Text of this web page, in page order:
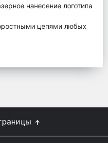
нанесение логотипа
цепями любых